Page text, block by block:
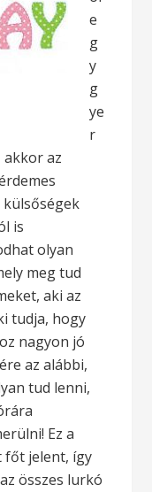
e
g
y
g
ye
r
akkor az
külsőségek
is
olyan
meg tud
aki az
tudja, hogy
nagyon jó
az alábbi,
tud lenni,
Ez a
főt jelent, így
összes lurkó